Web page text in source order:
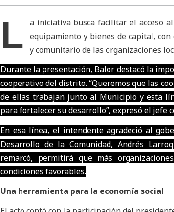
L
a iniciativa busca facilitar el acceso
equipamiento y bienes de capital,
y comunitario de las organizaciones
Durante la presentación, Balor destacó la
cooperativo del distrito. “Queremos que las
de ellas trabajan junto al Municipio y esta
para fortalecer su desarrollo”, expresó el jefe
En esa línea, el intendente agradeció al
Desarrollo de la Comunidad, Andrés
remarcó, permitirá que más
condiciones favorables.
Una herramienta para la economía social